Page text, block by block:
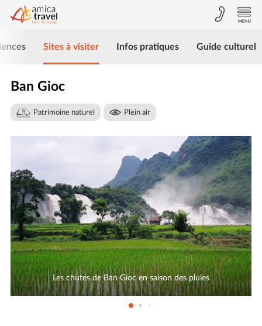
Sites à visiter Infos pratiques Guide culturel
Ban Gioc
Patrimoine naturel Plein air
Les chutes de Ban Gioc en saison des pluies